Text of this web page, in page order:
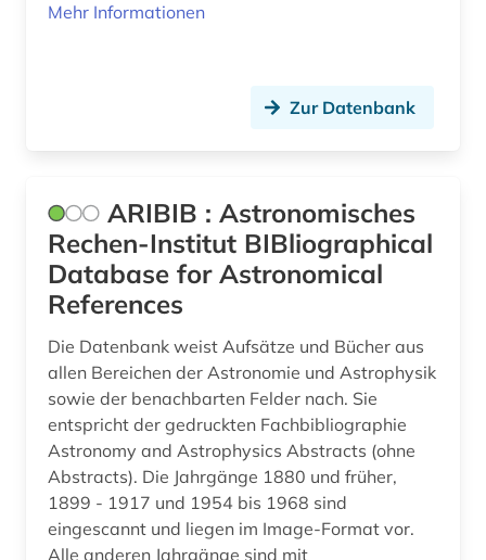
Mehr Informationen
Zur Datenbank
ARIBIB : Astronomisches
Rechen-Institut BIBliographical
Database for Astronomical
References
Die Datenbank weist Aufsätze und Bücher aus
allen Bereichen der Astronomie und Astrophysik
sowie der benachbarten Felder nach. Sie
entspricht der gedruckten Fachbibliographie
Astronomy and Astrophysics Abstracts (ohne
Abstracts). Die Jahrgänge 1880 und früher,
1899 - 1917 und 1954 bis 1968 sind
eingescannt und liegen im Image-Format vor.
Alle anderen Jahrgänge sind mit